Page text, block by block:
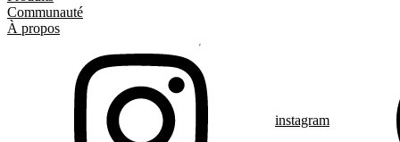
Communauté
À propos
instagram